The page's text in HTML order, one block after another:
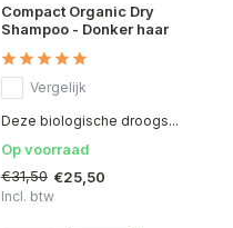
Compact Organic Dry
Shampoo - Donker haar
Vergelijk
Deze biologische droogs...
Op voorraad
€31,50 €25,50
Incl. btw